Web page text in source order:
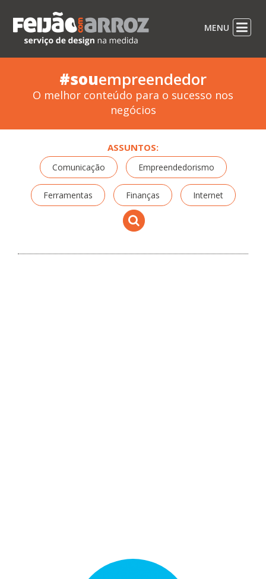
MENU
#souempreendedor
O melhor conteúdo para o sucesso nos
negócios
ASSUNTOS:
Comunicação Empreendedorismo
Ferramentas Finanças Internet